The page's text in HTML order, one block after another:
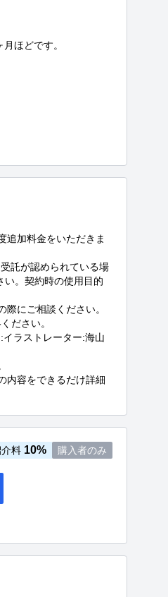
ほどです。
追加料金をいただきま
託が認められている場
い。契約時の使用目的
にご相談ください。
ださい。
ラストレーター:海山
内容をできるだけ詳細
料 10% 購入者のみ